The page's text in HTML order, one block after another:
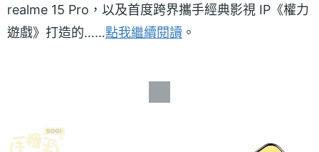
realme 15 Pro，以及首度跨界攜手經典影視 IP《權力
遊戲》打造的……​點我繼續閱讀 。